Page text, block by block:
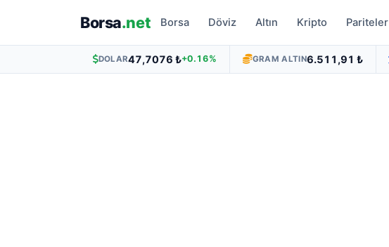
Borsa.net Borsa Döviz Altın Kripto Pariteler
DOLAR47,7076 ₺+0.16% GRAM ALTIN6.511,91 ₺